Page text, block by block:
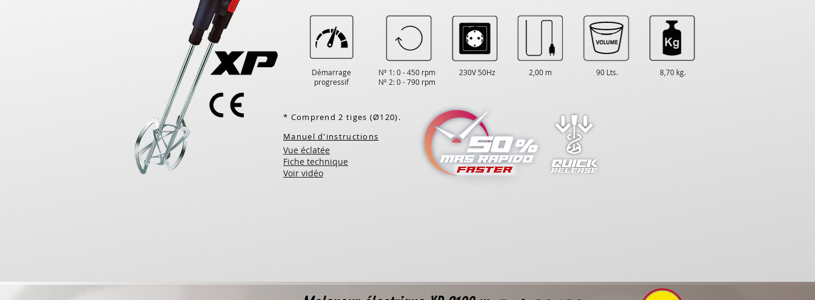
Démarrage
progressif
Nº 1: 0 - 450 rpm
Nº 2: 0 - 790 rpm
230V 50Hz 2,00 m 90 Lts. 8,70 kg.
Manuel d'instructions
* Comprend 2 tiges (Ø120).
Vue éclatée
Fiche technique
Voir vidéo